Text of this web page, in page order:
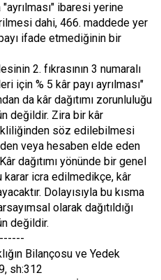
ibaresi yerine
dahi, 466. maddede yer
ifade etmediğinin bir
2. fıkrasının 3 numaralı
için % 5 kâr payı ayrılması"
da kâr dağıtımı zorunluluğu
değildir. Zira bir kâr
söz edilebilmesi
veya hesaben elde eden
dağıtımı yönünde bir genel
karar icra edilmedikçe, kâr
Dolayısıyla bu kısma
olarak dağıtıldığı
değildir.
Bilançosu ve Yedek
sh:312